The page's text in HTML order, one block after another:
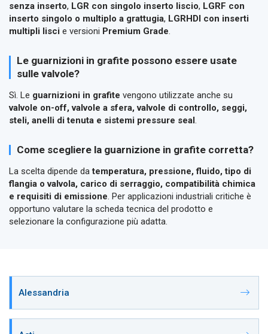
senza inserto, LGR con singolo inserto liscio, LGRF con
inserto singolo o multiplo a grattugia, LGRHDI con inserti
multipli lisci e versioni Premium Grade.
Le guarnizioni in grafite possono essere usate
sulle valvole?
Sì. Le guarnizioni in grafite vengono utilizzate anche su
valvole on-off, valvole a sfera, valvole di controllo, seggi,
steli, anelli di tenuta e sistemi pressure seal .
Come scegliere la guarnizione in grafite corretta?
La scelta dipende datemperatura, pressione, fluido, tipo di
flangia o valvola, carico di serraggio, compatibilità chimica
e requisiti di emissione. Per applicazioni industriali critiche è
opportuno valutare la scheda tecnica del prodotto e
selezionare la configurazione più adatta.
Alessandria